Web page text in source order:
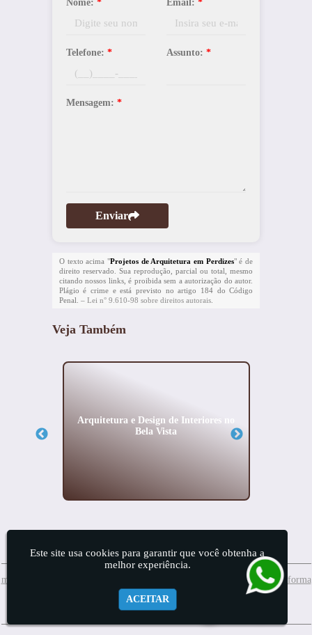
Nome: * Email: *
Telefone: * Assunto: *
Mensagem: *
Enviar
O texto acima "Projetos de Arquitetura em Perdizes" é de
direito reservado. Sua reprodução, parcial ou total, mesmo
citando nossos links, é proibida sem a autorização do autor.
Plágio é crime e está previsto no artigo 184 do Código
Penal. – Lei n° 9.610-98 sobre direitos autorais.
Veja Também
Arquitetura e Design de Interiores no
Bela Vista
meuprojeto@mis.arq.br (11) 2157-4156| Reforma
Este site usa cookies para garantir que você obtenha a
melhor experiência.
ACEITAR